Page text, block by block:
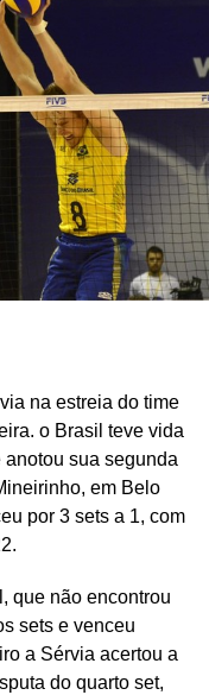
na estreia do time
o Brasil teve vida
sua segunda
em Belo
por 3 sets a 1, com
que não encontrou
sets e venceu
a Sérvia acertou a
do quarto set,